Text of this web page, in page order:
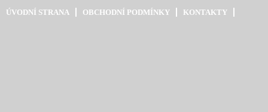
ÚVODNÍ STRANA OBCHODNÍ PODMÍNKY KONTAKTY